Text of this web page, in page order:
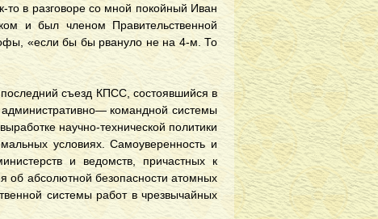
то в разговоре со мной покойный Иван
и был членом Правительственной
«если бы бы рвануло не на 4-м. То
съезд КПСС, состоявшийся в
командной системы
научно-технической политики
условиях. Самоуверенность и
и ведомств, причастных к
об абсолютной безопасности атомных
системы работ в чрезвычайных